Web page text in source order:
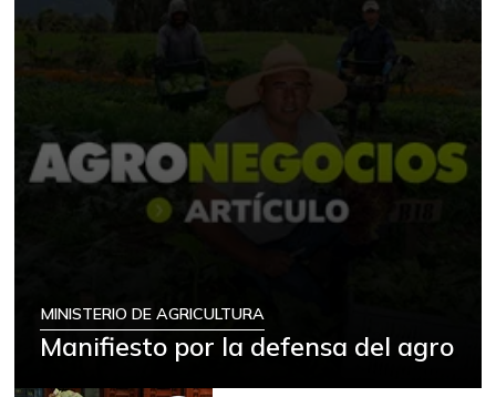
MINISTERIO DE AGRICULTURA
Manifiesto por la defensa del agro